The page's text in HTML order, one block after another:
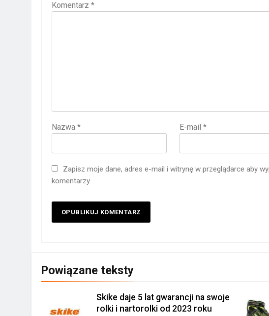
Komentarz *
Nazwa * E-mail*
Zapisz moje dane, adres e-mail i witrynę w przeglądarce aby
komentarzy.
Powiązane teksty
Skike daje 5 lat gwarancji na swoje
rolki i nartorolki od 2023 roku